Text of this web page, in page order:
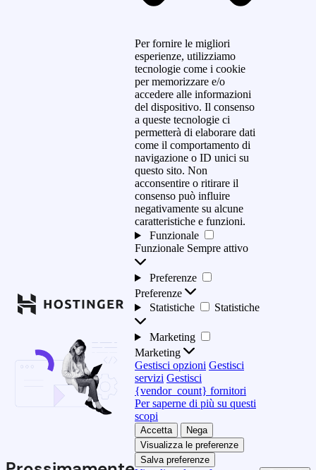
Per fornire le migliori
esperienze, utilizziamo
tecnologie come i cookie
per memorizzare e/o
accedere alle informazioni
del dispositivo. Il consenso
a queste tecnologie ci
permetterà di elaborare dati
come il comportamento di
navigazione o ID unici su
questo sito. Non
acconsentire o ritirare il
consenso può influire
negativamente su alcune
caratteristiche e funzioni.
Funzionale
Funzionale Sempre attivo
Preferenze
Preferenze
Statistiche
Statistiche
Marketing
Marketing
Gestisci opzioni Gestisci
servizi Gestisci
{vendor_count} fornitori
Per saperne di più su questi
scopi
Accetta
Nega
Visualizza le preferenze
Salva preferenze